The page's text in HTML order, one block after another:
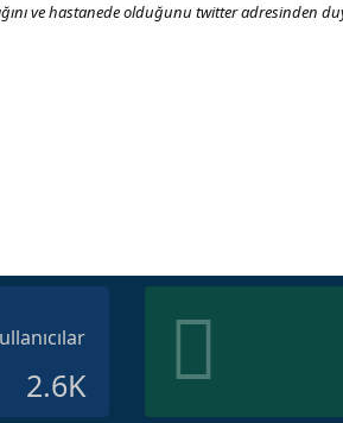
ve hastanede olduğunu twitter adresinden
2.6K